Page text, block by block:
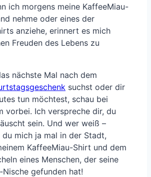
ich morgens meine KaffeeMiau-
nehme oder eines der
anziehe, erinnert es mich
Freuden des Lebens zu
nächste Mal nach dem
suchst oder dir
tun möchtest, schau bei
vorbei. Ich verspreche dir, du
sein. Und wer weiß –
mich ja mal in der Stadt,
KaffeeMiau-Shirt und dem
eines Menschen, der seine
gefunden hat!